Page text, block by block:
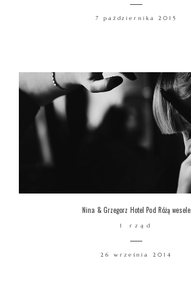
7 października 2015
Nina & Grzegorz Hotel Pod Różą wesele
1 rząd
26 września 2014